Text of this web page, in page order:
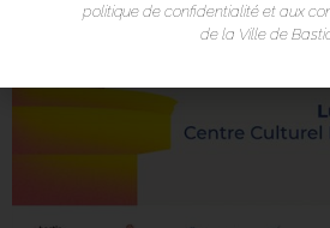
politique de confidentialité et aux
de la Ville de